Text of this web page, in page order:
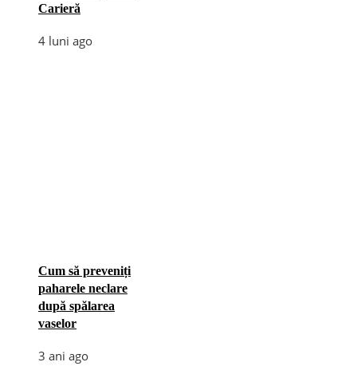
Carieră
4 luni ago
Cum să preveniți
paharele neclare
după spălarea
vaselor
3 ani ago